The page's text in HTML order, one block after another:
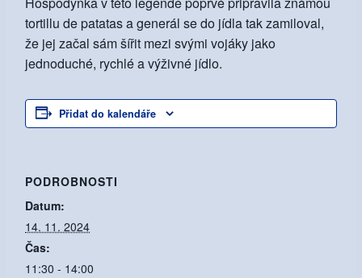
tortillu de patatas a generál se do jídla tak zamiloval,
že jej začal sám šířit mezi svými vojáky jako
jednoduché, rychlé a výživné jídlo.
Přidat do kalendáře
PODROBNOSTI
Datum:
14. 11. 2024
Čas:
11:30 - 14:00